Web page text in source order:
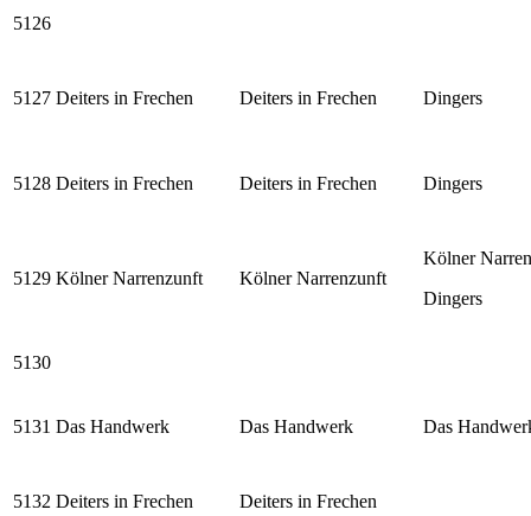
5126
5127 Deiters in Frechen Deiters in Frechen Dingers
5128 Deiters in Frechen Deiters in Frechen Dingers
5129 Kölner Narrenzunft Kölner Narrenzunft
Kölner
Dingers
5130
5131 Das Handwerk Das Handwerk Das
5132 Deiters in Frechen Deiters in Frechen